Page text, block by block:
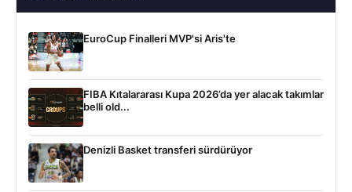
EuroCup Finalleri MVP'si Aris'te
FIBA Kıtalararası Kupa 2026’da yer alacak takımlar
belli old...
Denizli Basket transferi sürdürüyor